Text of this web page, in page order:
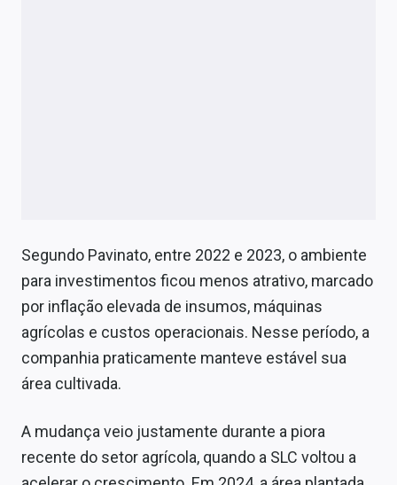
Segundo Pavinato, entre 2022 e 2023, o ambiente
para investimentos ficou menos atrativo, marcado
por inflação elevada de insumos, máquinas
agrícolas e custos operacionais. Nesse período, a
companhia praticamente manteve estável sua
área cultivada.
A mudança veio justamente durante a piora
recente do setor agrícola, quando a SLC voltou a